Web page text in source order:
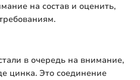
на состав и оценить,
в очередь на внимание,
цинка. Это соединение